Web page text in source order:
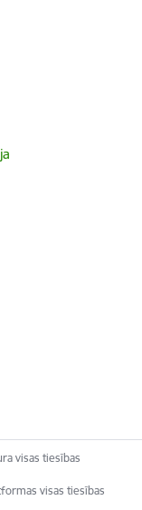
visas tiesības
visas tiesības